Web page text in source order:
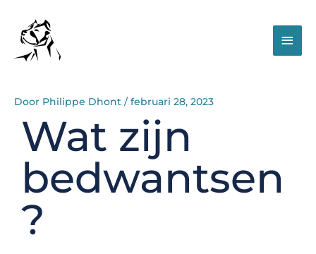
inhoud
Door Philippe Dhont / februari 28, 2023
Wat zijn
bedwantsen
?